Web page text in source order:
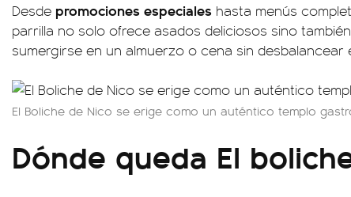
Desde promociones especiales hasta menús
parrilla no solo ofrece asados deliciosos sino
sumergirse en un almuerzo o cena sin desbalancear
El Boliche de Nico se erige como un auténtico templo
Dónde queda El